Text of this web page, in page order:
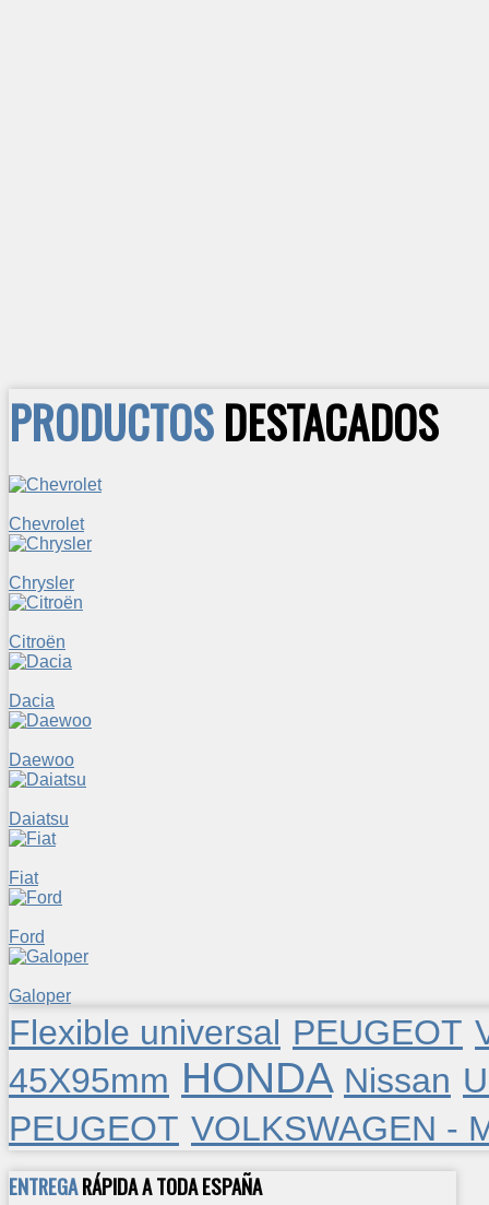
PRODUCTOSDESTACADOS
Chevrolet
Chrysler
Citroën
Dacia
Daewoo
Daiatsu
Fiat
Ford
Galoper
Flexible universal PEUGEOT
45X95mm HONDA Nissan
PEUGEOT VOLKSWAGEN -
ENTREGARÁPIDA A TODA ESPAÑA